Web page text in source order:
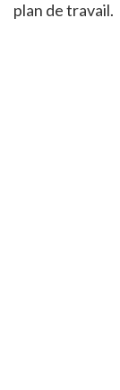
plan de travail.